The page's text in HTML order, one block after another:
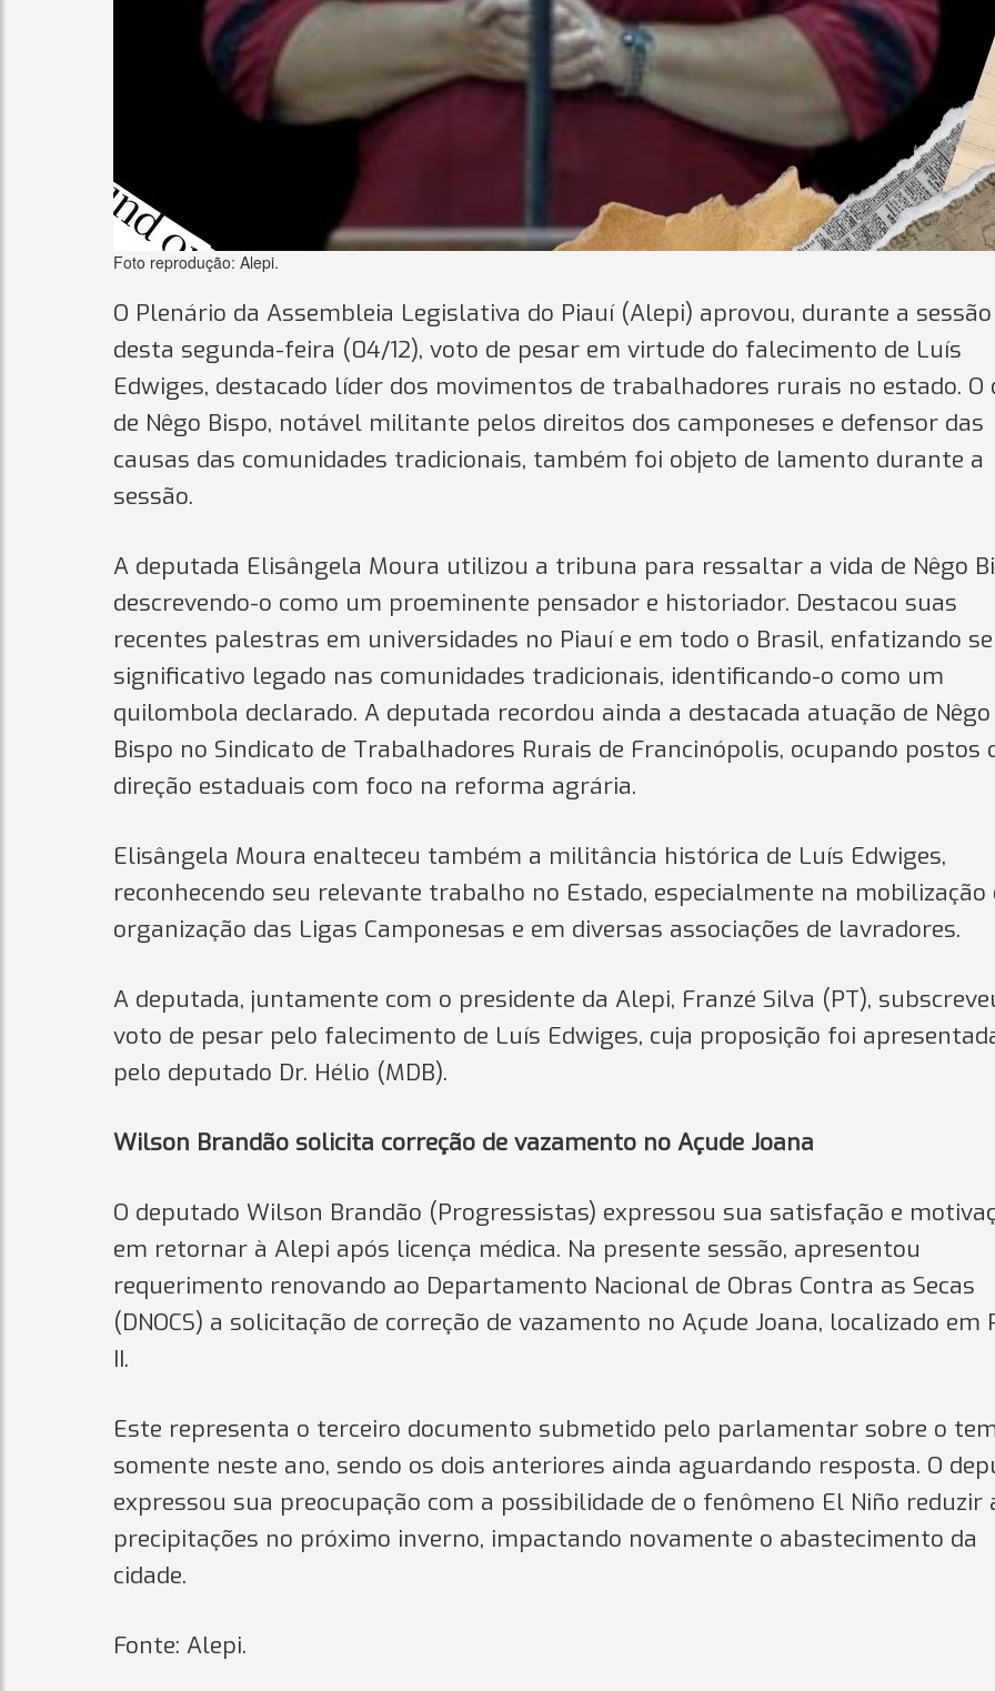
Foto reprodução: Alepi.
O Plenário da Assembleia Legislativa do Piauí (Alepi) aprovou, durante a sessão
desta segunda-feira (04/12), voto de pesar em virtude do falecimento de Luís
Edwiges, destacado líder dos movimentos de trabalhadores rurais no estado. O
de Nêgo Bispo, notável militante pelos direitos dos camponeses e defensor das
causas das comunidades tradicionais, também foi objeto de lamento durante a
sessão.
A deputada Elisângela Moura utilizou a tribuna para ressaltar a vida de Nêgo
descrevendo-o como um proeminente pensador e historiador. Destacou suas
recentes palestras em universidades no Piauí e em todo o Brasil, enfatizando
significativo legado nas comunidades tradicionais, identificando-o como um
quilombola declarado. A deputada recordou ainda a destacada atuação de Nêgo
Bispo no Sindicato de Trabalhadores Rurais de Francinópolis, ocupando postos
direção estaduais com foco na reforma agrária.
Elisângela Moura enalteceu também a militância histórica de Luís Edwiges,
reconhecendo seu relevante trabalho no Estado, especialmente na mobilização
organização das Ligas Camponesas e em diversas associações de lavradores.
A deputada, juntamente com o presidente da Alepi, Franzé Silva (PT),
voto de pesar pelo falecimento de Luís Edwiges, cuja proposição foi
pelo deputado Dr. Hélio (MDB).
Wilson Brandão solicita correção de vazamento no Açude Joana
O deputado Wilson Brandão (Progressistas) expressou sua satisfação e
em retornar à Alepi após licença médica. Na presente sessão, apresentou
requerimento renovando ao Departamento Nacional de Obras Contra as Secas
(DNOCS) a solicitação de correção de vazamento no Açude Joana, localizado em
II.
Este representa o terceiro documento submetido pelo parlamentar sobre o
somente neste ano, sendo os dois anteriores ainda aguardando resposta. O
expressou sua preocupação com a possibilidade de o fenômeno El Niño reduzir
precipitações no próximo inverno, impactando novamente o abastecimento da
cidade.
Fonte: Alepi.